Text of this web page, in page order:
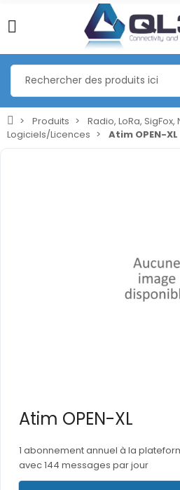
Produits Radio, LoRa, SigFox,
Logiciels/Licences
Atim OPEN-XL
Atim OPEN-XL
1 abonnement annuel à la
avec 144 messages par jour